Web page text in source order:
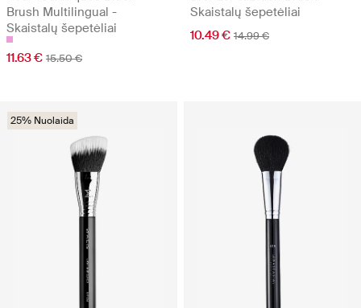
Brush Multilingual -
Skaistalų šepetėliai
11.63 € 15.50 €
Skaistalų šepetėliai
10.49 € 14.99 €
25% Nuolaida